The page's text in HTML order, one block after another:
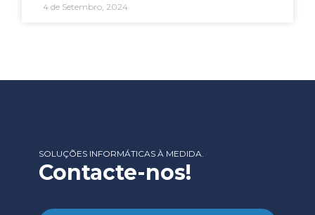
4 de Setembro, 2024
SOLUÇÕES INFORMÁTICAS À MEDIDA.
Contacte-nos!